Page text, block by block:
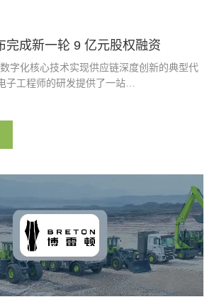
完成新一轮 9 亿元股权融资
字化核心技术实现供应链深度创新的典型代
子工程师的研发提供了一站…